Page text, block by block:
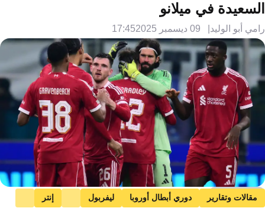
السعيدة في ميلانو
رامي أبو الوليد 09 ديسمبر 2025 17:45
Getty Images
مقالات وتقارير دوري أبطال أوروبا ليفربول
إنتر